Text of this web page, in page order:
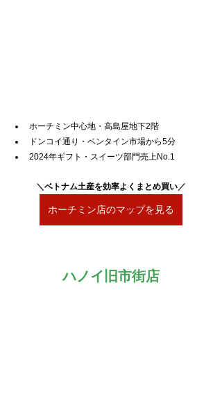
ホーチミン中心地・高島屋地下2階
ドンコイ通り・ベンタイン市場から5分
2024年ギフト・スイーツ部門売上No.1
＼ベトナム土産を効率よくまとめ買い／
ホーチミン店のマップを見る
ハノイ旧市街店